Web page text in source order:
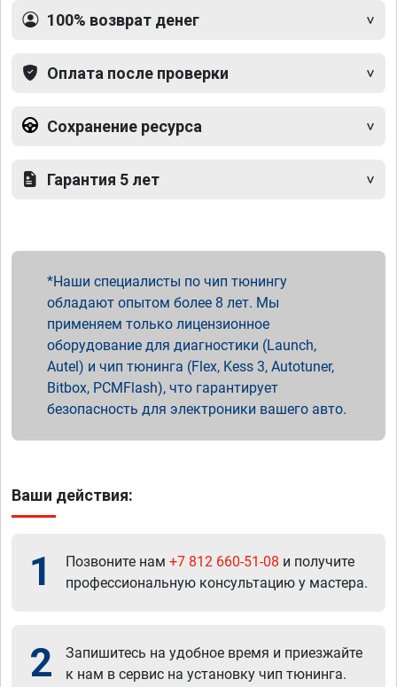
100% возврат денег
Оплата после проверки
Сохранение ресурса
Гарантия 5 лет
Наши специалисты по чип тюнингу
обладают опытом более 8 лет. Мы
применяем только лицензионное
оборудование для диагностики (Launch,
Autel) и чип тюнинга (Flex, Kess 3, Autotuner,
Bitbox, PCMFlash), что гарантирует
безопасность для электроники вашего авто.
Ваши действия:
1 Позвоните нам +7 812 660-51-08 и получите
профессиональную консультацию у мастера.
2
Запишитесь на удобное время и приезжайте
к нам в сервис на установку чип тюнинга.